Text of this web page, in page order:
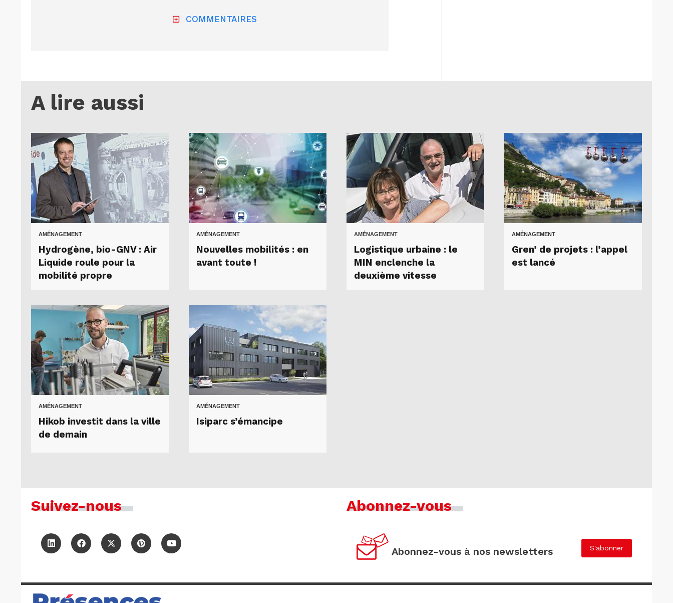
COMMENTAIRES
A lire aussi
AMÉNAGEMENT
Hydrogène, bio-GNV : Air
Liquide roule pour la
mobilité propre
AMÉNAGEMENT
Nouvelles mobilités : en
avant toute !
AMÉNAGEMENT
Logistique urbaine : le
MIN enclenche la
deuxième vitesse
AMÉNAGEMENT
Gren’ de projets : l’appel
est lancé
AMÉNAGEMENT
Hikob investit dans la ville
de demain
AMÉNAGEMENT
Isiparc s’émancipe
Suivez-nous Abonnez-vous
Abonnez-vous à nos newsletters S'abonner